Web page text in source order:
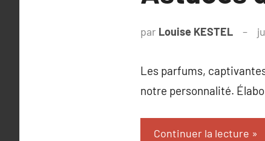
par Louise KESTEL
Les parfums,
notre personnalité.
Continuer la lecture